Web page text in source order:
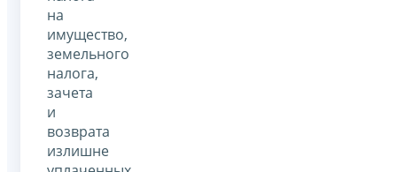
на
имущество,
земельного
налога,
зачета
и
возврата
излишне